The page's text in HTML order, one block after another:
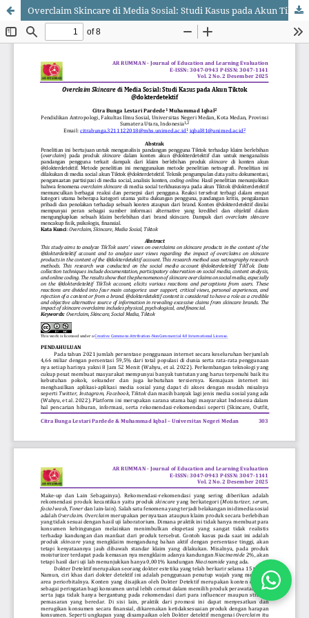
Overclaim Skincare di Media Sosial: Studi Kasus pada Akun Tiktok @dokterdetektif